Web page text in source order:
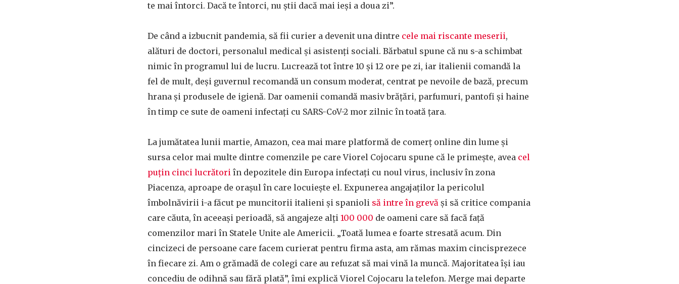
te mai întorci. Dacă te întorci, nu știi dacă mai ieși a doua zi”.
De când a izbucnit pandemia, să fii curier a devenit una dintre cele mai riscante meserii,
alături de doctori, personalul medical și asistenți sociali. Bărbatul spune că nu s-a schimbat
nimic în programul lui de lucru. Lucrează tot între 10 și 12 ore pe zi, iar italienii comandă la
fel de mult, deși guvernul recomandă un consum moderat, centrat pe nevoile de bază, precum
hrana și produsele de igienă. Dar oamenii comandă masiv brățări, parfumuri, pantofi și haine
în timp ce sute de oameni infectați cu SARS-CoV-2 mor zilnic în toată țara.
La jumătatea lunii martie, Amazon, cea mai mare platformă de comerț online din lume și
sursa celor mai multe dintre comenzile pe care Viorel Cojocaru spune că le primește, avea cel
puțin cinci lucrători în depozitele din Europa infectați cu noul virus, inclusiv în zona
Piacenza, aproape de orașul în care locuiește el. Expunerea angajaților la pericolul
îmbolnăvirii i-a făcut pe muncitorii italieni și spanioli să intre în grevă și să critice compania
care căuta, în aceeași perioadă, să angajeze alți 100 000 de oameni care să facă față
comenzilor mari în Statele Unite ale Americii. „Toată lumea e foarte stresată acum. Din
cincizeci de persoane care facem curierat pentru firma asta, am rămas maxim cincisprezece
în fiecare zi. Am o grămadă de colegi care au refuzat să mai vină la muncă. Majoritatea își iau
concediu de odihnă sau fără plată”, îmi explică Viorel Cojocaru la telefon. Merge mai departe